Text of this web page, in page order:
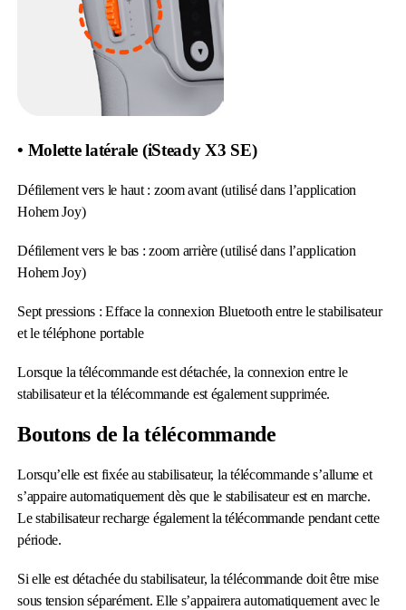
• Molette latérale (iSteady X3 SE)
Défilement vers le haut : zoom avant (utilisé dans l’application
Hohem Joy)
Défilement vers le bas : zoom arrière (utilisé dans l’application
Hohem Joy)
Sept pressions : Efface la connexion Bluetooth entre le stabilisateur
et le téléphone portable
Lorsque la télécommande est détachée, la connexion entre le
stabilisateur et la télécommande est également supprimée.
Boutons de la télécommande
Lorsqu’elle est fixée au stabilisateur, la télécommande s’allume et
s’appaire automatiquement dès que le stabilisateur est en marche.
Le stabilisateur recharge également la télécommande pendant cette
période.
Si elle est détachée du stabilisateur, la télécommande doit être mise
sous tension séparément. Elle s’appairera automatiquement avec le